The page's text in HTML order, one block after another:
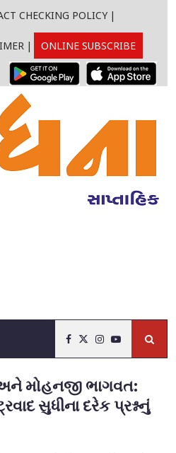
CHECKING POLICY |
| ONLINE SUBSCRIBE
અને મોહનજી ભાગવત:
સુધીના દરેક પ્રશ્નનું